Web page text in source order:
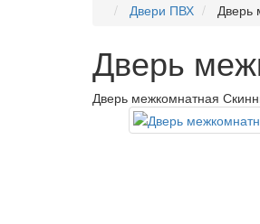
Двери ПВХ Дверь
Дверь
Дверь межкомнатная